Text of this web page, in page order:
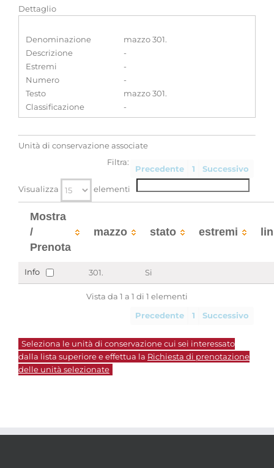
Dettaglio
Denominazione
mazzo 301.
Descrizione
-
Estremi
-
Numero
-
Testo
mazzo 301.
Classificazione
-
Unità di conservazione associate
Precedente 1 Successivo
Visualizza elementi
Filtra:
Mostra
/
Prenota
mazzo stato estremi
Info 301. Si
Vista da 1 a 1 di 1 elementi
Precedente 1 Successivo
Seleziona le unità di conservazione cui sei interessato
dalla lista superiore e effettua la Richiesta di prenotazione
delle unità selezionate